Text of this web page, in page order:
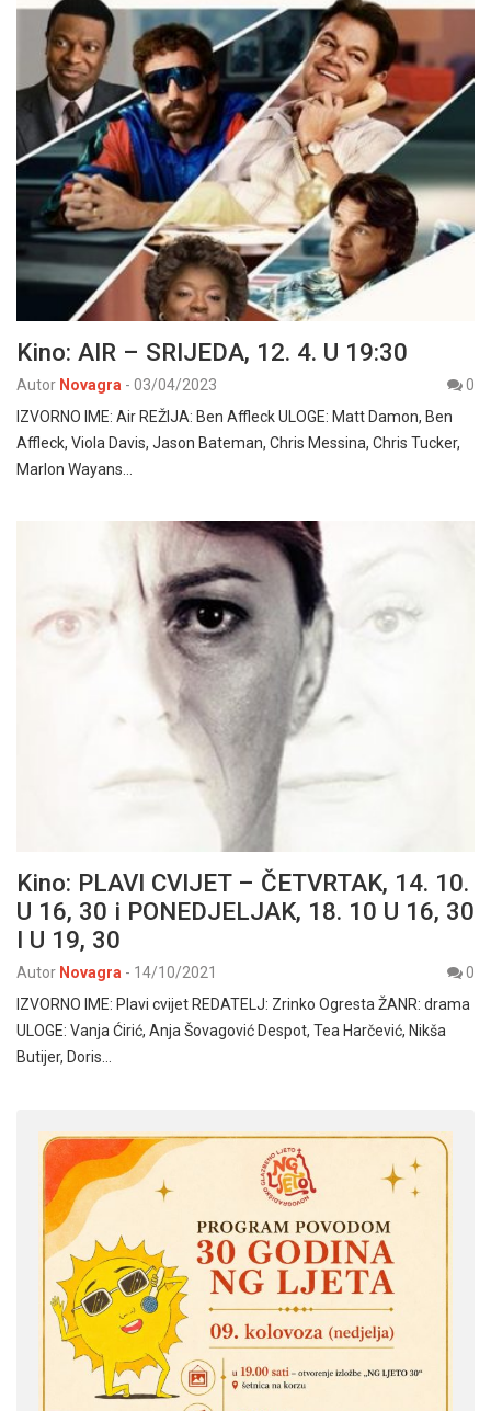
Kino: AIR – SRIJEDA, 12. 4. U 19:30
Autor Novagra - 03/04/2023
0
IZVORNO IME: Air REŽIJA: Ben Affleck ULOGE: Matt Damon, Ben
Affleck, Viola Davis, Jason Bateman, Chris Messina, Chris Tucker,
Marlon Wayans…
Kino: PLAVI CVIJET – ČETVRTAK, 14. 10.
U 16, 30 i PONEDJELJAK, 18. 10 U 16, 30
I U 19, 30
Autor Novagra - 14/10/2021
0
IZVORNO IME: Plavi cvijet REDATELJ: Zrinko Ogresta ŽANR: drama
ULOGE: Vanja Ćirić, Anja Šovagović Despot, Tea Harčević, Nikša
Butijer, Doris…